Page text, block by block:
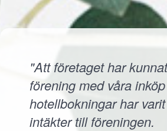
"Att företaget har
förening med våra
hotellbokningar har
intäkter till föreningen.